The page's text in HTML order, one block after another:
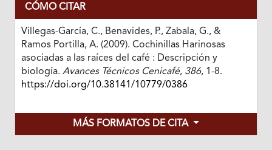
CÓMO CITAR
Villegas-García, C., Benavides, P., Zabala, G., &
Ramos Portilla, A. (2009). Cochinillas Harinosas
asociadas a las raíces del café : Descripción y
biología. Avances Técnicos Cenicafé, 386, 1-8.
https://doi.org/10.38141/10779/0386
MÁS FORMATOS DE CITA